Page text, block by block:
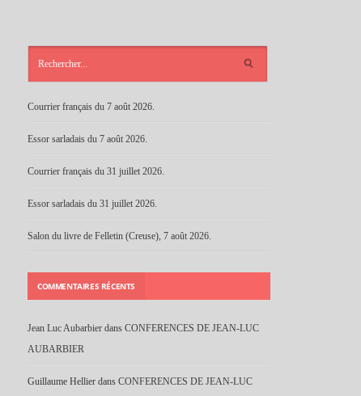
Courrier français du 7 août 2026.
Essor sarladais du 7 août 2026.
Courrier français du 31 juillet 2026.
Essor sarladais du 31 juillet 2026.
Salon du livre de Felletin (Creuse), 7 août 2026.
COMMENTAIRES RÉCENTS
Jean Luc Aubarbier dans CONFERENCES DE JEAN-LUC
AUBARBIER
Guillaume Hellier dans CONFERENCES DE JEAN-LUC